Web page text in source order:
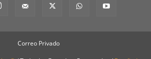
Correo Privado